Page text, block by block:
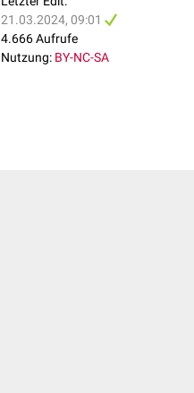
21.03.2024, 09:01
4.666 Aufrufe
Nutzung: BY-NC-SA